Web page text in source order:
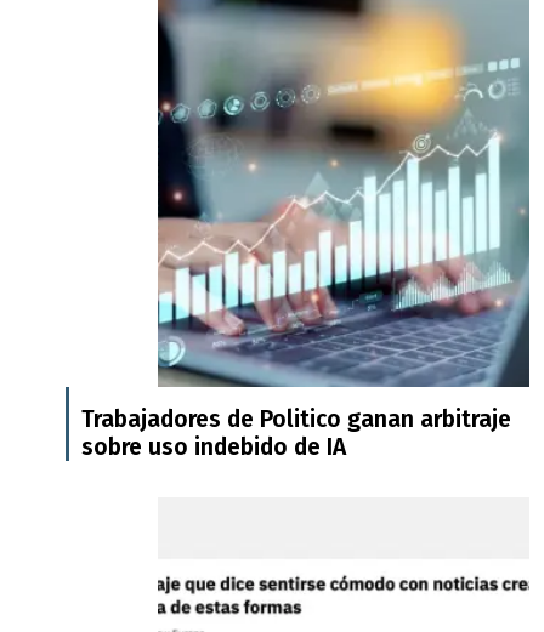
Trabajadores de Politico ganan arbitraje
sobre uso indebido de IA